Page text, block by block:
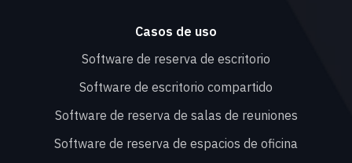
Casos de uso
Software de reserva de escritorio
Software de escritorio compartido
Software de reserva de salas de reuniones
Software de reserva de espacios de oficina